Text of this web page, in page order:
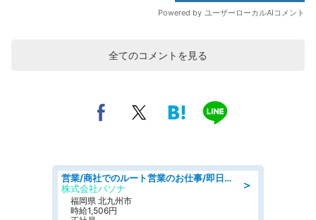
全てのコメントを見る
＞
営業/商社でのルート営業のお仕事/即日勤務可/車通勤可/営業
株式会社パソナ
福岡県 北九州市
時給1,506円